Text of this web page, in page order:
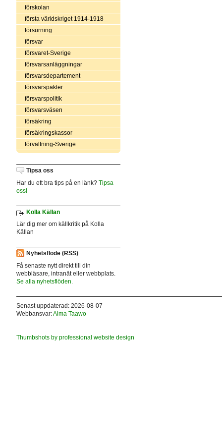
förskolan
första världskriget 1914-1918
försurning
försvar
försvaret-Sverige
försvarsanläggningar
försvarsdepartement
försvarspakter
försvarspolitik
försvarsväsen
försäkring
försäkringskassor
förvaltning-Sverige
Tipsa oss
Har du ett bra tips på en länk? Tipsa
oss!
Kolla Källan
Lär dig mer om källkritik på Kolla
Källan
Nyhetsflöde (RSS)
Få senaste nytt direkt till din
webbläsare, intranät eller webbplats.
Se alla nyhetsflöden.
Senast uppdaterad: 2026-08-07
Webbansvar:Alma Taawo
Thumbshots by professional website design